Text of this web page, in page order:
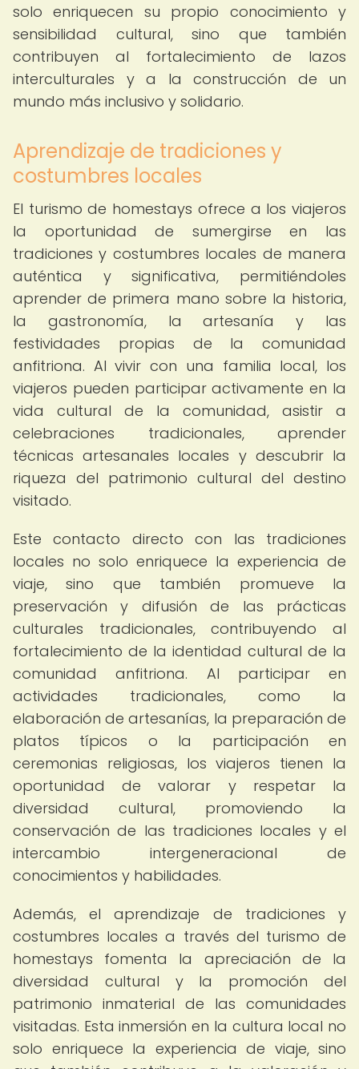
solo enriquecen su propio conocimiento y
sensibilidad cultural, sino que también
contribuyen al fortalecimiento de lazos
interculturales y a la construcción de un
mundo más inclusivo y solidario.
Aprendizaje de tradiciones y
costumbres locales
El turismo de homestays ofrece a los viajeros
la oportunidad de sumergirse en las
tradiciones y costumbres locales de manera
auténtica y significativa, permitiéndoles
aprender de primera mano sobre la historia,
la gastronomía, la artesanía y las
festividades propias de la comunidad
anfitriona. Al vivir con una familia local, los
viajeros pueden participar activamente en la
vida cultural de la comunidad, asistir a
celebraciones tradicionales, aprender
técnicas artesanales locales y descubrir la
riqueza del patrimonio cultural del destino
visitado.
Este contacto directo con las tradiciones
locales no solo enriquece la experiencia de
viaje, sino que también promueve la
preservación y difusión de las prácticas
culturales tradicionales, contribuyendo al
fortalecimiento de la identidad cultural de la
comunidad anfitriona. Al participar en
actividades tradicionales, como la
elaboración de artesanías, la preparación de
platos típicos o la participación en
ceremonias religiosas, los viajeros tienen la
oportunidad de valorar y respetar la
diversidad cultural, promoviendo la
conservación de las tradiciones locales y el
intercambio intergeneracional de
conocimientos y habilidades.
Además, el aprendizaje de tradiciones y
costumbres locales a través del turismo de
homestays fomenta la apreciación de la
diversidad cultural y la promoción del
patrimonio inmaterial de las comunidades
visitadas. Esta inmersión en la cultura local no
solo enriquece la experiencia de viaje, sino